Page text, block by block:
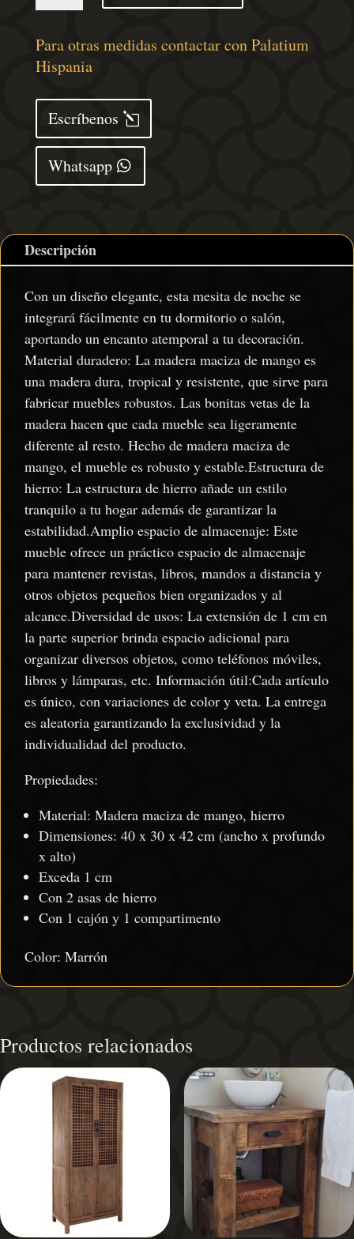
madera
maciza
mango
40x30x42
cm
cantidad
Para otras medidas contactar con Palatium
Hispania
Escríbenos
Whatsapp
Descripción
Con un diseño elegante, esta mesita de noche se
integrará fácilmente en tu dormitorio o salón,
aportando un encanto atemporal a tu decoración.
Material duradero: La madera maciza de mango es
una madera dura, tropical y resistente, que sirve para
fabricar muebles robustos. Las bonitas vetas de la
madera hacen que cada mueble sea ligeramente
diferente al resto. Hecho de madera maciza de
mango, el mueble es robusto y estable.Estructura de
hierro: La estructura de hierro añade un estilo
tranquilo a tu hogar además de garantizar la
estabilidad.Amplio espacio de almacenaje: Este
mueble ofrece un práctico espacio de almacenaje
para mantener revistas, libros, mandos a distancia y
otros objetos pequeños bien organizados y al
alcance.Diversidad de usos: La extensión de 1 cm en
la parte superior brinda espacio adicional para
organizar diversos objetos, como teléfonos móviles,
libros y lámparas, etc. Información útil:Cada artículo
es único, con variaciones de color y veta. La entrega
es aleatoria garantizando la exclusividad y la
individualidad del producto.
Propiedades:
Material: Madera maciza de mango, hierro
Dimensiones: 40 x 30 x 42 cm (ancho x profundo
x alto)
Exceda 1 cm
Con 2 asas de hierro
Con 1 cajón y 1 compartimento
Color: Marrón
Productos relacionados